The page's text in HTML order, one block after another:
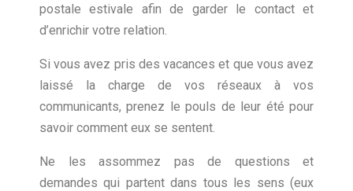
postale estivale afin de garder le contact et
d’enrichir votre relation.
Si vous avez pris des vacances et que vous avez
laissé la charge de vos réseaux à vos
communicants, prenez le pouls de leur été pour
savoir comment eux se sentent.
Ne les assommez pas de questions et
demandes qui partent dans tous les sens (eux